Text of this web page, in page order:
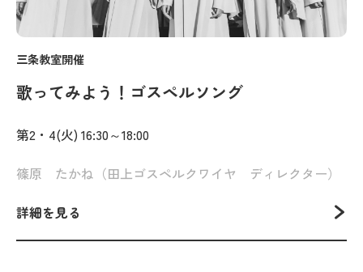
三条教室開催
歌ってみよう！ゴスペルソング
第2・4(火) 16:30～18:00
篠原 たかね（田上ゴスペルクワイヤ ディレクター）
詳細を見る